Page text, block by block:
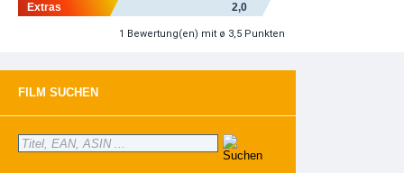
Extras
2,0
1 Bewertung(en) mit ø 3,5 Punkten
FILM SUCHEN